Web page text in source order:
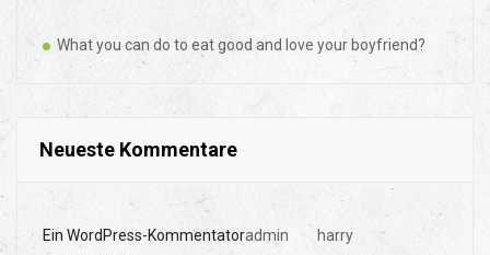
What you can do to eat good and love your boyfriend?
Neueste Kommentare
Ein WordPress-Kommentatoradmin
harry